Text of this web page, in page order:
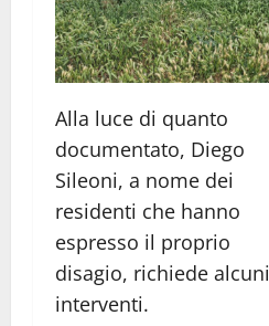
Alla luce di quanto
documentato, Diego
Sileoni, a nome dei
residenti che hanno
espresso il proprio
disagio, richiede alcuni
interventi.